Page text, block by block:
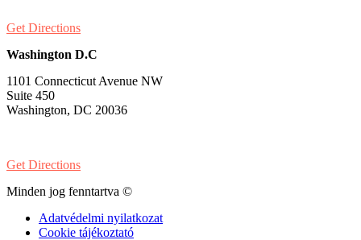
Get Directions
Washington D.C
1101 Connecticut Avenue NW
Suite 450
Washington, DC 20036
Get Directions
Minden jog fenntartva ©
Adatvédelmi nyilatkozat
Cookie tájékoztató